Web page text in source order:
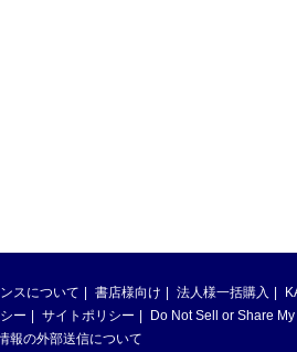
スについて 書店様向け 法人様一括購入
ー サイトポリシー
Do Not Sell or Share
報の外部送信について